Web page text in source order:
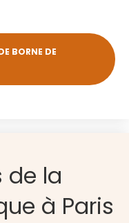
BORNE DE
de la
à Paris